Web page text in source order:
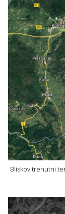
Bliskov trenutni